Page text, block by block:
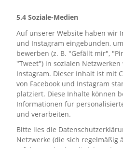
5.4 Soziale-Medien
Auf unserer Website haben wir
und Instagram eingebunden,
bewerben (z. B. "Gefällt mir",
"Tweet") in sozialen Netzwerken
Instagram. Dieser Inhalt ist mit
von Facebook und Instagram
platziert. Diese Inhalte können
Informationen für
und verarbeiten.
Bitte lies die
Netzwerke (die sich regelmäßig